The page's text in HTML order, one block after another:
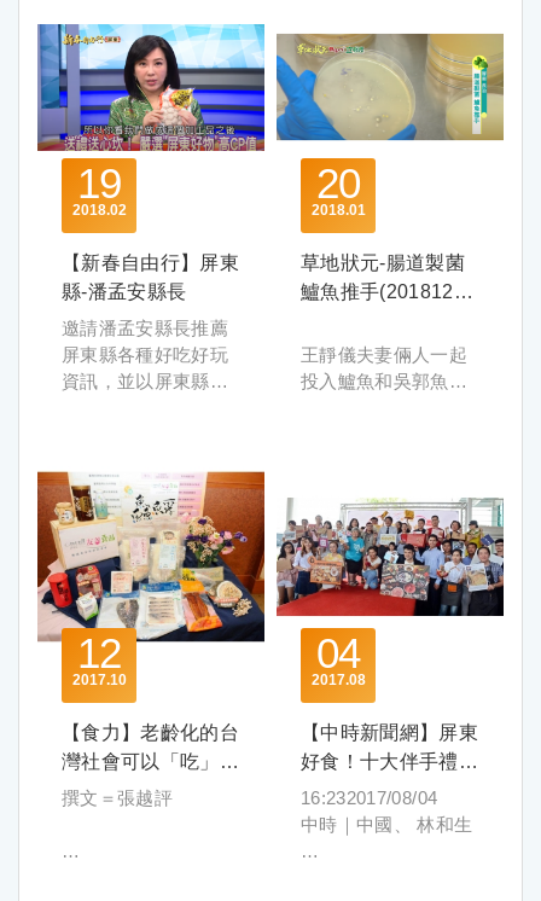
面對的限制會更多。
秉持友善原則，峰漁
採取室內外循環水養
殖方式，透過室內恆
溫讓小魚苗成長。同
維持魚類的好肉質。
但總經理王靜儀卻強
調這絕對值得，因為
這樣一來不但實踐了
質好，口味鮮甜，營
養、健康、美味樣樣
不缺，更為客戶帶來
高附加價值。
選擇養殖鱸魚與海水
吳郭魚這些非高經濟
效益魚種，峰漁自有
其想法與堅持，「不
以市場價格來定義物
種價值」是劉建伸的
信念，畢竟常民餐桌
上無法天天都有龍蝦
鮑魚，提供營養價值
水產品，是峰漁身為
注目！
符合大馬政策發展需
求的綠色產業也傳出
佳績！馬來西亞氣候
炎熱，綠建材廠商崑
昱主打的節能磚能有
效隔熱節能，開展第
一天就有17位買主前
中的馥鴻科技提出的
智慧交通移動監控方
3000輛油罐車隊的
Green Bravo System
質，司機也無須再提
心吊膽，雙方將會在
下禮拜試行該系統；
光峰科技也有系統整
合商Avisol Rao公
司、IT通路商
Raymond Hew公司及
教育業界Beyond
Solution前來商談，現
場也已獲得約美金2萬
年內將談成代理，將
促成50萬美金之商
機；臺灣農業形象館
EXPO 2018 in
Malaysia），向馬國
推介臺灣優質農產加
工食品、農業機械、
自動化設備，以及生
物農藥與微生物肥料
等產品，拓展我國農
業產品多元銷售市
場，開創新南向商
機。
農委會表示，馬
來西亞人口約3,200萬
人，華人占4分之一，
經濟年成長率達
5.4%，人均購買力為
比重約9.1%。馬國政
府於2010年推動「經
濟轉型計畫」
（Economic
Transformation
Program, ETP），並
在2011年提出十年國
家農業政策，以提高
農業GDP、增加糧食
及提高農產品附加價
值為主要目標，是我
國推動農業新南向的
重點發展「5+2創新
產業」政策中非常重
要的一環，而臺灣中
小企業扎實的產製技
術實力，以及豐沛的
設計與行銷創意，都
與專長於核心技術研
發的日本企業有著高
度的互補性，若能凝
聚彼此能量，共創市
是非常高！
與臺灣維持緊密商務
位。本次來臺參展的8
家企業涵蓋醫材、藥
妝、資訊系統等領
域。業者表示，
Protein Tomography
的獨家斷層攝影技
術，可簡化並快速捕
捉蛋白質與複合物分
家軟體建構個別分子
的三維結構；Jectas
Innovators專精於豬
隻水腫病的疫苗，在
農業的轉型刻不容
緩。然而轉型要成
功，就必須仰賴知識
技術和思維改變，
「農業大學也就因此
應運而生，肩負起屏
東農業走向世界的關
鍵角色」，縣長潘孟
安點出關鍵。
府
文 屏東縣政府
2018-08-20
學知識、交朋友，農
業大學營造共好圈
屏東一早的豔陽就把
皮膚曬到發燙，不過
鱸魚養殖池畔邊，有
張年輕面孔卻不怕太
陽曬，她不時來回巡
邏、觀察水質，任何
小細節都不馬虎。33
歲的王靜儀是農業大
學第一屆專修班學
生，她完全沒有水產
場頒獎，並致詞時表
示，我國已邁入高齡
社會，無論是健康或
是需要被照顧的老
及方便料理的產品來
維持或促進其身體機
能；農委會與食品工
業發展研究所偕同國
內食品業者，運用創
料理便利性之銀髮友
善食品，相當歡迎各
明，滿足高齡長者飲
食生活之新產品及新
服務為重要商機，尤
其臺灣生產多樣化且
新鮮優質的農漁畜產
品，透過食品科技加
值，不僅擴大在地食
材應用，更為長者增
加飲食多元性及選擇
性，協助高齡社會健
康發展。隨著各界對
銀髮友善食品認知及
需求逐漸升溫，農委
會自2016年起舉辦
19
02
2018
【新春自由行】屏東
縣-潘孟安縣長
邀請潘孟安縣長推薦
屏東縣各種好吃好玩
資訊，並以屏東縣好
同時亦不可錯過2018
屏東熱帶博覽會及四
重溪溫泉季，透過活
動之豐富及特色介
紹，吸引觀眾前往屏
東旅遊。
民視Youtube新聞節
目:
https://www.youtube.
com/FTVNP
民視Youtube新聞:
com/FTVCP
https://www.youtube.
20
01
2018
草地狀元-腸道製菌
鱸魚推手(20181224
王靜儀夫妻倆人一起
投入鱸魚和吳郭魚魚
來源，減少使用抗生
素，朝向完全無毒養
殖。
而在養殖的過程發現
市售益生菌並非是萬
用，而苦心研究採集
魚體內益生菌做為培
養專屬的益生菌，更
適合當池的池水使用
免費訂閱草地狀元，
灣職人的精神↓↓
https://www.youtube.
com/user/set29itake
12
10
2017
【食力】老齡化的台
灣社會可以「吃」什
麼？這16項產品努
撰文＝張越評
04
08
2017
【中時新聞網】屏東
好食！十大伴手禮出
爐
16:232017/08/04
中時｜中國、 林和生